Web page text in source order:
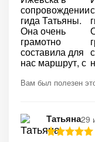
Вам был полезен
Татьяна29